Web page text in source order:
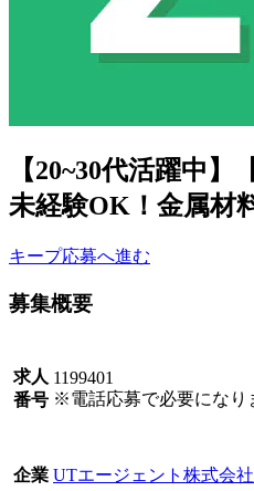
【20~30代活躍中
未経験OK！金属材
キープ応募へ進む
募集概要
求人
番号
1199401
※電話応募で必要になり
企業 UTエージェント株式会社